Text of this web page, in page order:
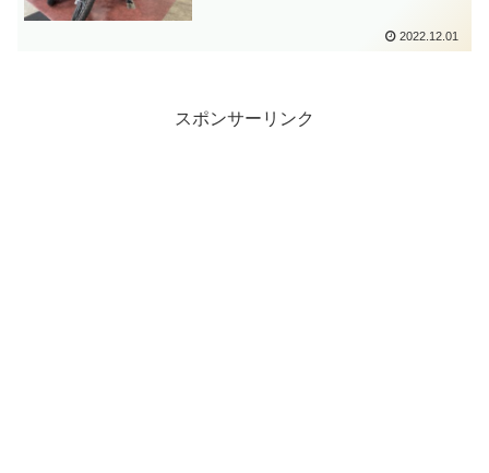
2022.12.01
スポンサーリンク